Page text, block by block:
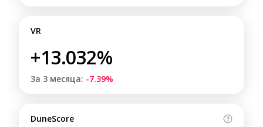
VR
+13.032%
За 3 месяца: -7.39%
DuneScore